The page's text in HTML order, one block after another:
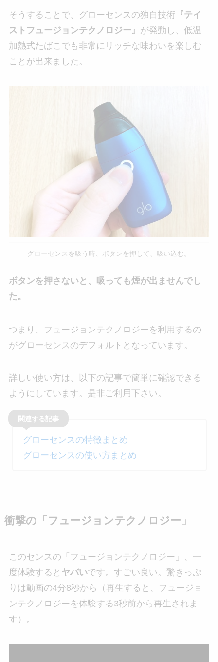
そうすることで、グローセンスの独自技術 『テイ
ストフュージョンテクノロジー』 が発動し、低温
加熱式たばこでも非常にリッチな味わいを楽しむ
ことが出来ました。
グローセンスを吸う時、ボタンを押して、吸い込む。
ボタンを押さないと、吸っても煙が出ませんでし
た。
つまり、フュージョンテクノロジーを利用するの
がグローセンスのデフォルトとなっています。
詳しい使い方は、以下の記事で簡単に確認できる
ようにしています。是非ご利用下さい。
グローセンスの特徴まとめ
グローセンスの使い方まとめ
衝撃の「フュージョンテクノロジー」
このセンスの「フュージョンテクノロジー」、一
度体験すると ヤバいです。すごい良い。驚きっぷ
りは動画の4分8秒から（再生すると、フュージョ
ンテクノロジーを体験する3秒前から再生されま
す）。